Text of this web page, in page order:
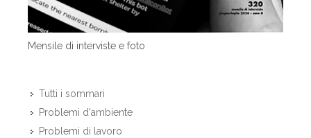
Mensile di interviste e foto
Tutti i sommari
Problemi d'ambiente
Problemi di lavoro